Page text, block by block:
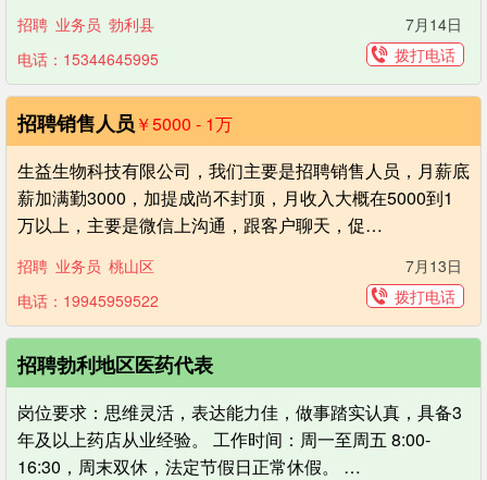
招聘 业务员 勃利县
7月14日
电话：15344645995
拨打电话
招聘销售人员 ￥5000 - 1万
生益生物科技有限公司，我们主要是招聘销售人员，月薪底
薪加满勤3000，加提成尚不封顶，月收入大概在5000到1
万以上，主要是微信上沟通，跟客户聊天，促…
招聘 业务员 桃山区
7月13日
电话：19945959522
拨打电话
招聘勃利地区医药代表
岗位要求：思维灵活，表达能力佳，做事踏实认真，具备3
年及以上药店从业经验。 工作时间：周一至周五 8:00-
16:30，周末双休，法定节假日正常休假。 …